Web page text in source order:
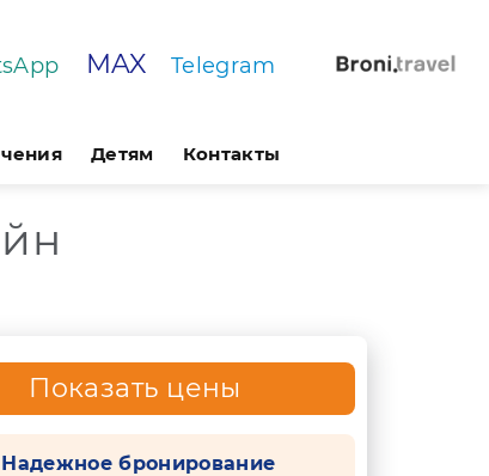
MAX Telegram
Детям Контакты
Показать цены
Надежное бронирование